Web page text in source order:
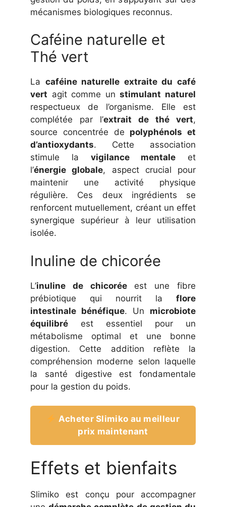
mécanismes biologiques reconnus.
Caféine naturelle et
Thé vert
La caféine naturelle extraite du café
vert agit comme unstimulant naturel
respectueux de l’organisme. Elle est
complétée par l’extrait de thé vert,
source concentrée de polyphénols et
d’antioxydants. Cette association
stimule la vigilance mentale et
l’énergie globale, aspect crucial pour
maintenir une activité physique
régulière. Ces deux ingrédients se
renforcent mutuellement, créant un effet
synergique supérieur à leur utilisation
isolée.
Inuline de chicorée
L’inuline de chicoréeest une fibre
prébiotique qui nourrit la flore
intestinale bénéfique. Un microbiote
équilibré est essentiel pour un
métabolisme optimal et une bonne
digestion. Cette addition reflète la
compréhension moderne selon laquelle
la santé digestive est fondamentale
pour la gestion du poids.
Acheter Slimiko au meilleur
prix maintenant
Effets et bienfaits
Slimiko est conçu pour accompagner